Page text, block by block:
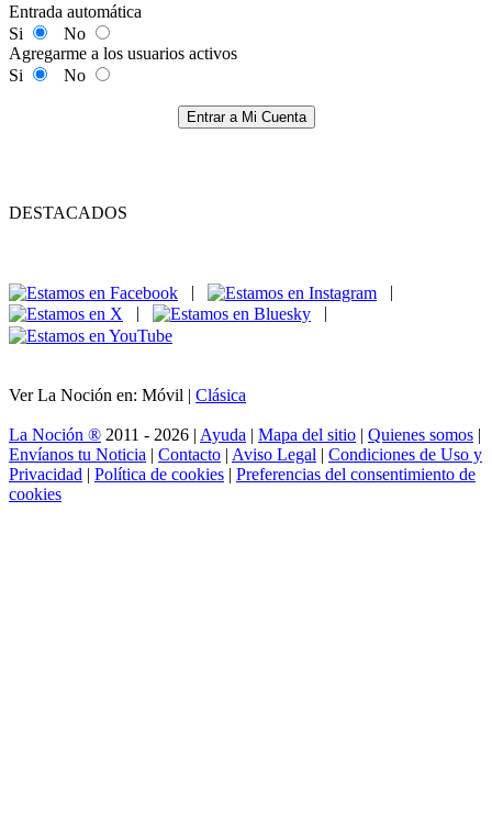
Entrada automática
Si
No
Agregarme a los usuarios activos
Si
No
Entrar a Mi Cuenta
DESTACADOS
|
|
|
|
Ver La Noción en: Móvil | Clásica
La Noción ® 2011 - 2026 | Ayuda | Mapa del sitio | Quienes somos |
Envíanos tu Noticia | Contacto | Aviso Legal | Condiciones de Uso y
Privacidad | Política de cookies | Preferencias del consentimiento de
cookies